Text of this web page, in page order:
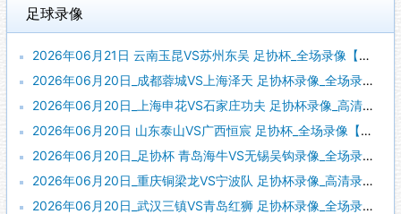
足球录像
2026年06月21日 云南玉昆VS苏州东吴 足协杯_全场录像【全场回放】
2026年06月20日_成都蓉城VS上海泽天 足协杯录像_全场录像【全场回放】
2026年06月20日_上海申花VS石家庄功夫 足协杯录像_高清录像【全场回放】
2026年06月20日 山东泰山VS广西恒宸 足协杯_全场录像【全场回放】
2026年06月20日_足协杯 青岛海牛VS无锡吴钩录像_全场录像【视频集锦】
2026年06月20日_重庆铜梁龙VS宁波队 足协杯录像_高清录像【全场回放】
2026年06月20日_武汉三镇VS青岛红狮 足协杯录像_全场录像【高清回放】